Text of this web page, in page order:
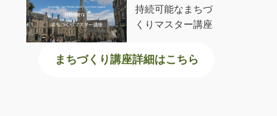
持続可能なまちづ
くりマスター講座
まちづくり講座詳細はこちら